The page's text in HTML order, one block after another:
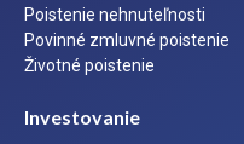
Poistenie nehnuteľnosti
Povinné zmluvné poistenie
Životné poistenie
Investovanie